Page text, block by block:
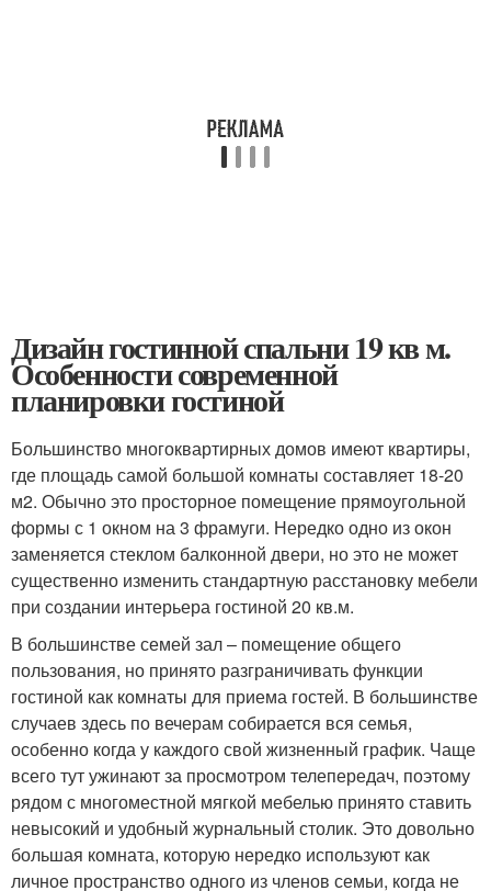
Дизайн гостинной спальни 19 кв м.
Особенности современной
планировки гостиной
Большинство многоквартирных домов имеют квартиры,
где площадь самой большой комнаты составляет 18-20
м2. Обычно это просторное помещение прямоугольной
формы с 1 окном на 3 фрамуги. Нередко одно из окон
заменяется стеклом балконной двери, но это не может
существенно изменить стандартную расстановку мебели
при создании интерьера гостиной 20 кв.м.
В большинстве семей зал – помещение общего
пользования, но принято разграничивать функции
гостиной как комнаты для приема гостей. В большинстве
случаев здесь по вечерам собирается вся семья,
особенно когда у каждого свой жизненный график. Чаще
всего тут ужинают за просмотром телепередач, поэтому
рядом с многоместной мягкой мебелью принято ставить
невысокий и удобный журнальный столик. Это довольно
большая комната, которую нередко используют как
личное пространство одного из членов семьи, когда не